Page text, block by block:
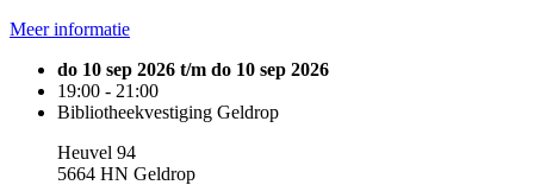
Meer informatie
do 10 sep 2026 t/m do 10 sep 2026
19:00 - 21:00
Bibliotheekvestiging Geldrop
Heuvel 94
5664 HN Geldrop